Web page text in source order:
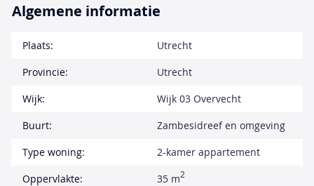
Algemene informatie
Plaats:
Utrecht
Provincie:
Utrecht
Wijk:
Wijk 03 Overvecht
Buurt:
Zambesidreef en omgeving
Type woning:
2-kamer appartement
Oppervlakte:
35 m2